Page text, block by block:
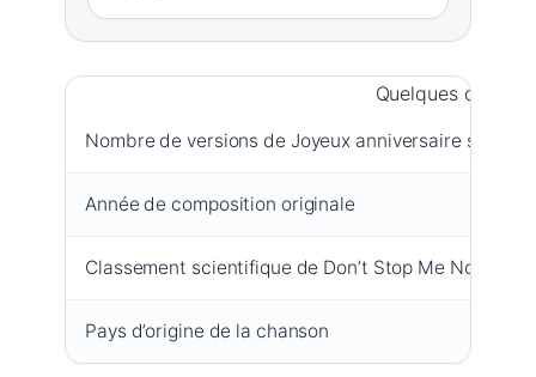
Quelques
Nombre de versions de Joyeux anniversaire sur
Année de composition originale
Classement scientifique de Don’t Stop Me Now
Pays d’origine de la chanson